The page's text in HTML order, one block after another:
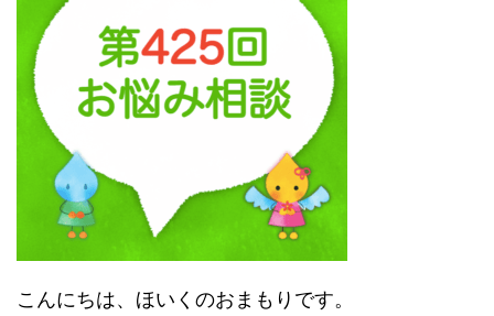
こんにちは、ほいくのおまもりです。